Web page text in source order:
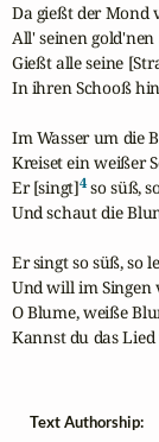
Da gießt der Mond
All' seinen gold'nen
Gießt alle seine
In ihren Schooß
Im Wasser um die
Kreiset ein weißer
Er [singt]4 so süß,
Und schaut die
Er singt so süß, so
Und will im Singen
O Blume, weiße
Kannst du das
Text Authorship: